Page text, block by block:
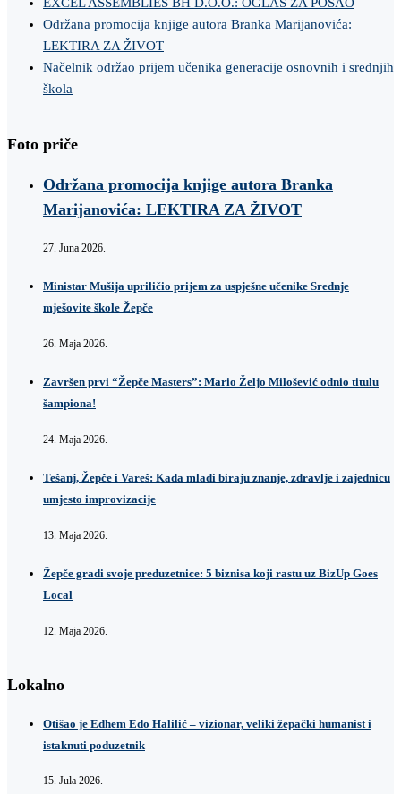
EXCEL ASSEMBLIES BH D.O.O.: OGLAS ZA POSAO
Održana promocija knjige autora Branka Marijanovića:
LEKTIRA ZA ŽIVOT
Načelnik održao prijem učenika generacije osnovnih i srednjih
škola
Foto priče
Održana promocija knjige autora Branka
Marijanovića: LEKTIRA ZA ŽIVOT
27. Juna 2026.
Ministar Mušija upriličio prijem za uspješne učenike Srednje
mješovite škole Žepče
26. Maja 2026.
Završen prvi “Žepče Masters”: Mario Željo Milošević odnio titulu
šampiona!
24. Maja 2026.
Tešanj, Žepče i Vareš: Kada mladi biraju znanje, zdravlje i zajednicu
umjesto improvizacije
13. Maja 2026.
Žepče gradi svoje preduzetnice: 5 biznisa koji rastu uz BizUp Goes
Local
12. Maja 2026.
Lokalno
Otišao je Edhem Edo Halilić – vizionar, veliki žepački humanist i
istaknuti poduzetnik
15. Jula 2026.